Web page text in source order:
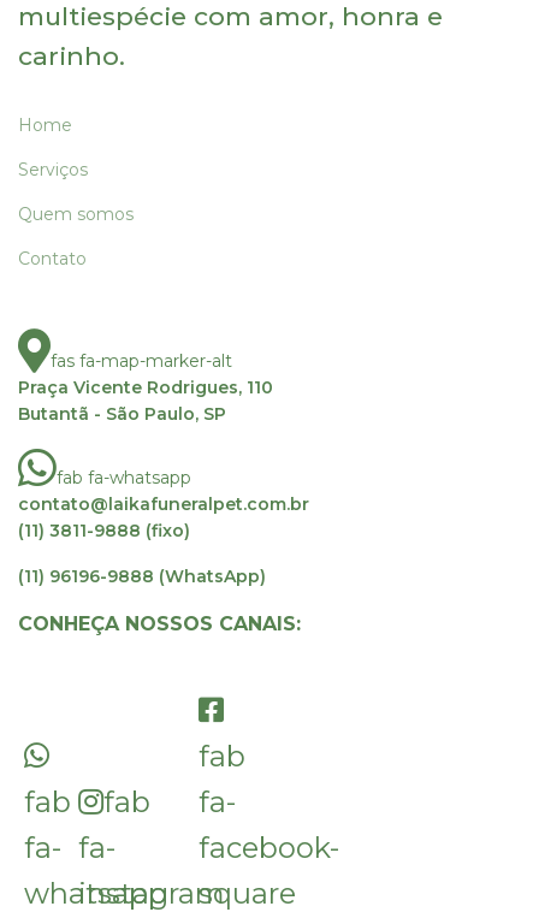
multiespécie com amor, honra e
carinho.
Home
Serviços
Quem somos
Contato
fas fa-map-marker-alt
Praça Vicente Rodrigues, 110
Butantã - São Paulo, SP
fab fa-whatsapp
contato@laikafuneralpet.com.br
(11) 3811-9888 (fixo)
(11) 96196-9888 (WhatsApp)
CONHEÇA NOSSOS CANAIS:
fab
fa-
whatsapp
fab
fa-
instagram
fab
fa-
facebook-
square